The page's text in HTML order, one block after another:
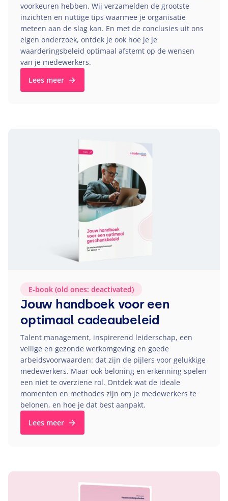
voorkeuren hebben. Wij verzamelden de grootste
inzichten en nuttige tips waarmee je organisatie
meteen aan de slag kan. En met de conclusies uit ons
eigen onderzoek, ontdek je ook hoe je je
waarderingsbeleid optimaal afstemt op de wensen
van je medewerkers.
Lees meer
E‑book (old ones: deactivated)
Jouw handboek voor een
optimaal cadeaubeleid
Talent management, inspirerend leiderschap, een
veilige en gezonde werkomgeving en goede
arbeidsvoorwaarden: dat zijn de pijlers voor gelukkige
medewerkers. Maar ook beloning en erkenning spelen
een niet te overziene rol. Ontdek wat de ideale
momenten en methodes zijn om je medewerkers te
belonen, en hoe je dat best aanpakt.
Lees meer